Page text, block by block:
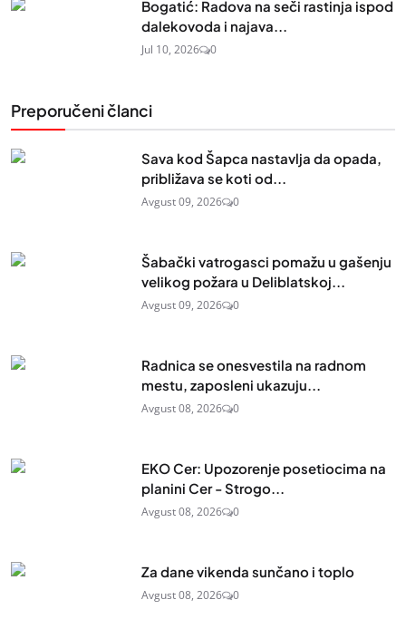
Bogatić: Radova na seči rastinja ispod
dalekovoda i najava...
Jul 10, 2026 0
Preporučeni članci
Sava kod Šapca nastavlja da opada,
približava se koti od...
Avgust 09, 2026 0
Šabački vatrogasci pomažu u gašenju
velikog požara u Deliblatskoj...
Avgust 09, 2026 0
Radnica se onesvestila na radnom
mestu, zaposleni ukazuju...
Avgust 08, 2026 0
EKO Cer: Upozorenje posetiocima na
planini Cer - Strogo...
Avgust 08, 2026 0
Za dane vikenda sunčano i toplo
Avgust 08, 2026 0